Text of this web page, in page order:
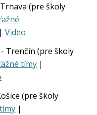
(pre školy
| Video
- Trenčín (pre školy
tímy |
(pre školy
|